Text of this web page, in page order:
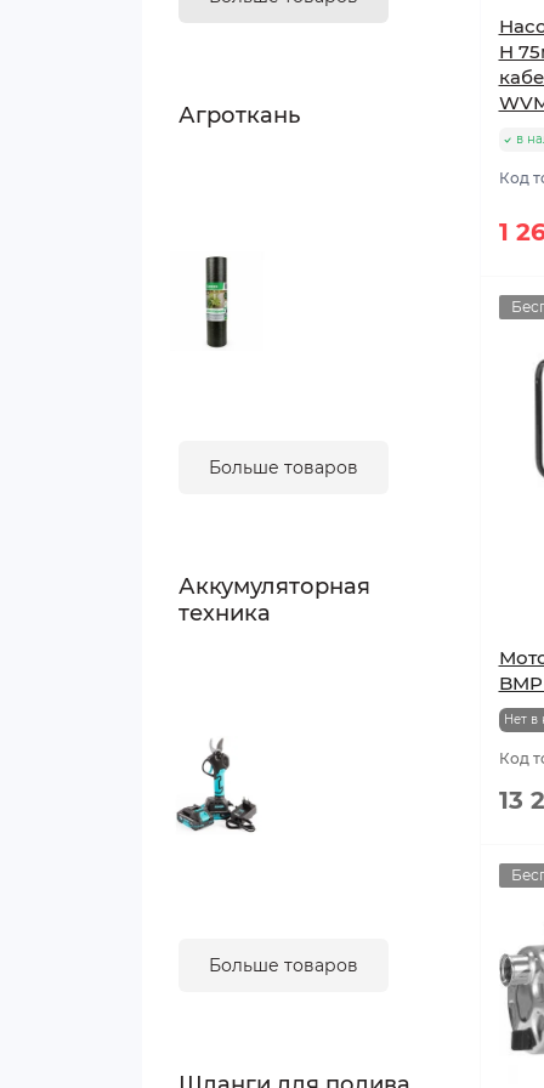
Агроткань
Больше товаров
Аккумуляторная
техника
Больше товаров
H
в
Код
1
Нет в
Код
13